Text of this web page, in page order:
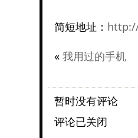
简短地址：
« 我用过的手机
暂时没有评论
评论已关闭